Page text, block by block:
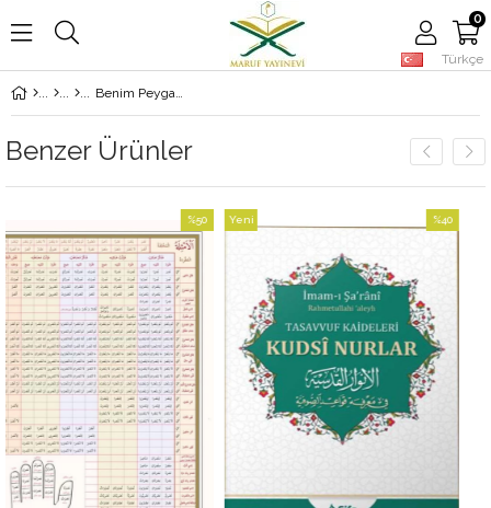
Türkçe
0
Benim Peygamberim
Benzer Ürünler
İndirim
%50İndirim
%40İndirim
Ürün